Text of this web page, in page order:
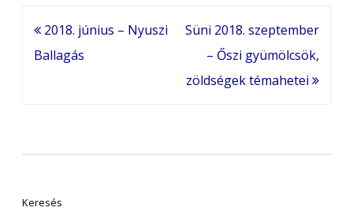
Bejegyzés
navigáció
2018. június – Nyuszi
Ballagás
Süni 2018. szeptember
– Őszi gyümölcsök,
zöldségek témahetei
Keresés